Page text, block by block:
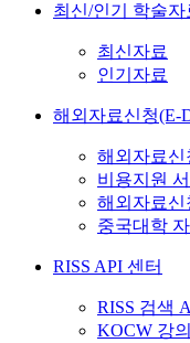
최신/인기 학술자
최신자료
인기자료
해외자료신청(E-
해외자료신
비용지원
해외자료신
중국대학
RISS API 센터
RISS 검색
KOCW 강